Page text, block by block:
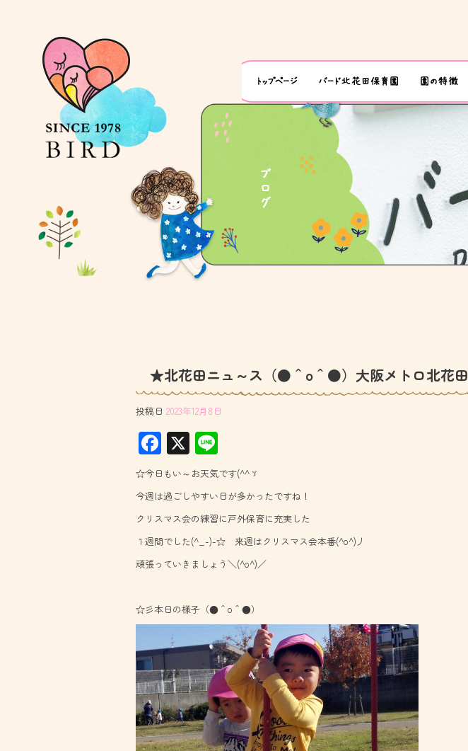
★北花田ニュ～ス（●＾o＾●）大阪メトロ北花田
投稿日 2023年12月8日
F
ac
e
b
o
ok
X
ne
☆今日もい～お天気です(^^ゞ
今週は過ごしやすい日が多かったですね！
クリスマス会の練習に戸外保育に充実した
１週間でした(^_-)-☆ 来週はクリスマス会本番(^o^)丿
頑張っていきましょう＼(^o^)／
☆彡本日の様子（●＾o＾●）